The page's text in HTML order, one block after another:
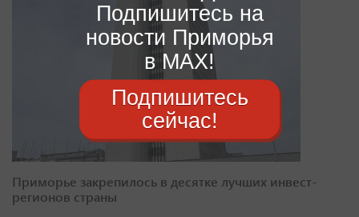
Приморье закрепилось в десятке лучших инвест-
регионов страны
Подпишитесь на
новости Приморья
в MAX!
Подпишитесь
сейчас!